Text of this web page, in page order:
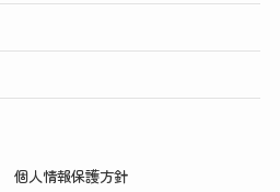
個人情報保護方針